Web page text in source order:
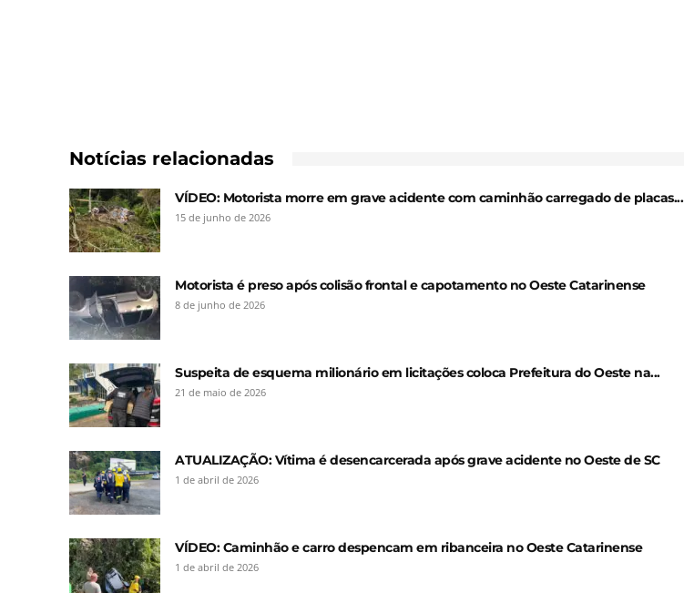
Notícias relacionadas
VÍDEO: Motorista morre em grave acidente com caminhão carregado de placas...
15 de junho de 2026
Motorista é preso após colisão frontal e capotamento no Oeste Catarinense
8 de junho de 2026
Suspeita de esquema milionário em licitações coloca Prefeitura do Oeste na...
21 de maio de 2026
ATUALIZAÇÃO: Vítima é desencarcerada após grave acidente no Oeste de SC
1 de abril de 2026
VÍDEO: Caminhão e carro despencam em ribanceira no Oeste Catarinense
1 de abril de 2026